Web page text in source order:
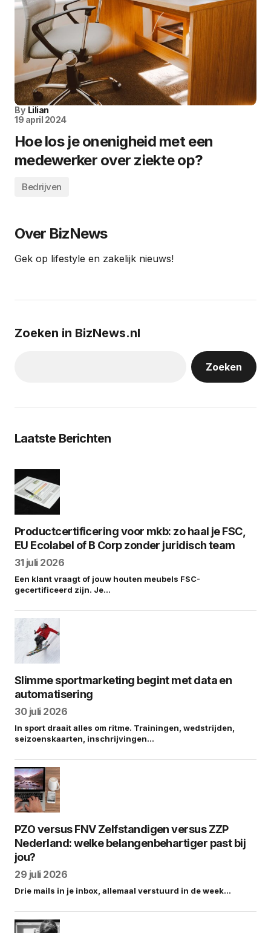
By Lilian
19 april 2024
Hoe los je onenigheid met een
medewerker over ziekte op?
Bedrijven
Over BizNews
Gek op lifestyle en zakelijk nieuws!
Zoeken in BizNews.nl
Zoeken
Laatste Berichten
Productcertificering voor mkb: zo haal je FSC,
EU Ecolabel of B Corp zonder juridisch team
31 juli 2026
Een klant vraagt of jouw houten meubels FSC-
gecertificeerd zijn. Je…
Slimme sportmarketing begint met data en
automatisering
30 juli 2026
In sport draait alles om ritme. Trainingen, wedstrijden,
seizoenskaarten, inschrijvingen…
PZO versus FNV Zelfstandigen versus ZZP
Nederland: welke belangenbehartiger past bij
jou?
29 juli 2026
Drie mails in je inbox, allemaal verstuurd in de week…